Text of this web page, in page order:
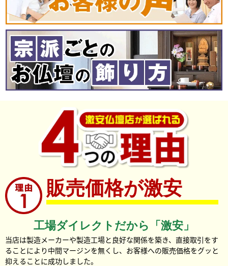
販売価格が激安
工場ダイレクトだから「激安」
当店は製造メーカーや製造工場と良好な関係を築き、直接取引をす
ることにより中間マージンを無くし、お客様への販売価格をグッと
抑えることに成功しました。